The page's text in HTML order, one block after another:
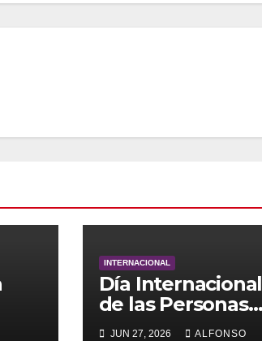
INTERNACIONAL
Día Internacional
de las Personas
Sordociegas
JUN 27, 2026 ALFONSO